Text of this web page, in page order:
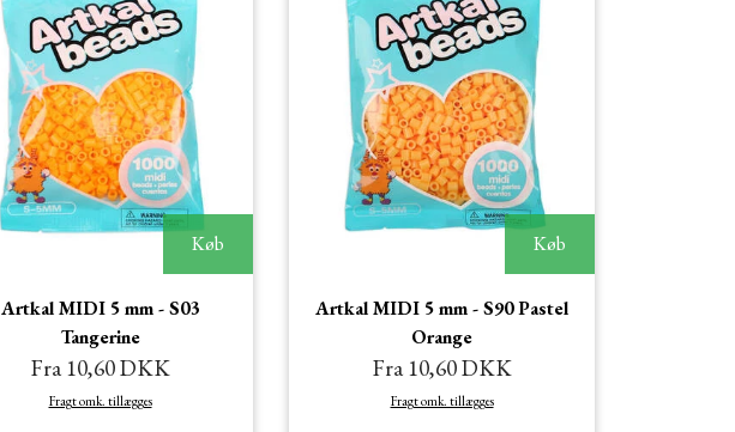
Køb
Artkal MIDI 5 mm - S03
Tangerine
Fra 10,60 DKK
Fragt omk. tillægges
Køb
Artkal MIDI 5 mm - S90 Pastel
Orange
Fra 10,60 DKK
Fragt omk. tillægges